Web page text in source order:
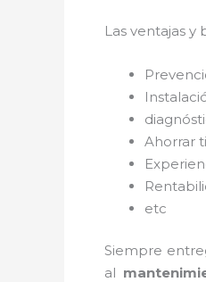
Las ventajas
Ahorrar
etc
Siempre
al